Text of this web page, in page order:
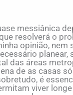
messiânica
resolverá o
opinião,
das áreas
de as casas
é
viver